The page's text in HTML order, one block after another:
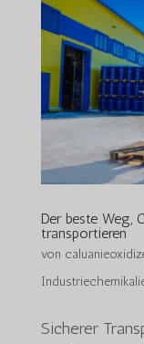
Der beste Weg,
transportieren
von
Sicherer